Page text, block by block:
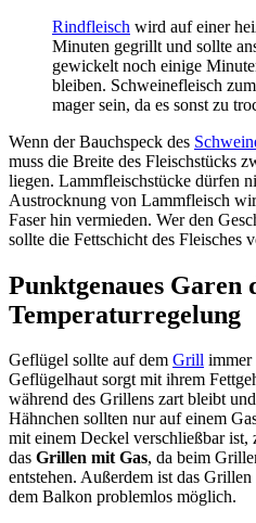
Rindfleisch wird auf einer
Minuten gegrillt und sollte
gewickelt noch einige
bleiben. Schweinefleisch
mager sein, da es sonst zu
Wenn der Bauchspeck des
muss die Breite des Fleischstücks
liegen. Lammfleischstücke dürfen
Austrocknung von Lammfleisch
Faser hin vermieden. Wer den
sollte die Fettschicht des Fleisches
Punktgenaues Garen
Temperaturregelung
Geflügel sollte auf dem Grill immer
Geflügelhaut sorgt mit ihrem
während des Grillens zart bleibt
Hähnchen sollten nur auf einem
mit einem Deckel verschließbar
das Grillen mit Gas, da beim
entstehen. Außerdem ist das
dem Balkon problemlos möglich.